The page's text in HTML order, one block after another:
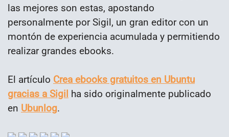
las mejores son estas, apostando
personalmente por Sigil, un gran editor con un
montón de experiencia acumulada y permitiendo
realizar grandes ebooks.
El artículo Crea ebooks gratuitos en Ubuntu
gracias a Sigil ha sido originalmente publicado
en Ubunlog.